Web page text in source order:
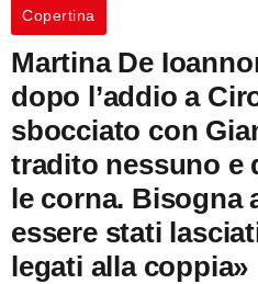
Copertina
Martina De
dopo l’addio a
sbocciato con
tradito nessuno e
le corna. Bisogna
essere stati
legati alla coppia»